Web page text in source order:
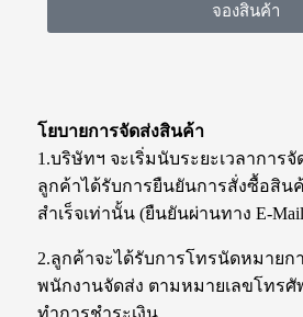
จองสินค้า
โยบายการจัดส่งสินค้า
1.บริษัทฯ จะเริ่มนับระยะเวลาการ
ลูกค้าได้รับการยืนยันการสั่งซื้อสิน
สำเร็จเท่านั้น (ยืนยันผ่านทาง E-
2.ลูกค้าจะได้รับการโทรนัดหมายก
พนักงานจัดส่ง ตามหมายเลขโทร
ทำการชำระเงิน